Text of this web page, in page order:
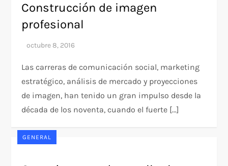
Construcción de imagen
profesional
Las carreras de comunicación social, marketing
estratégico, análisis de mercado y proyecciones
de imagen, han tenido un gran impulso desde la
década de los noventa, cuando el fuerte […]
GENERAL